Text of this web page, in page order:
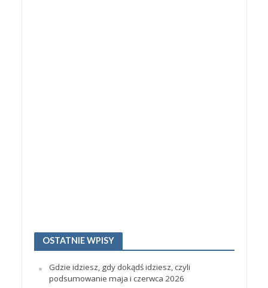
OSTATNIE WPISY
Gdzie idziesz, gdy dokądś idziesz, czyli
podsumowanie maja i czerwca 2026